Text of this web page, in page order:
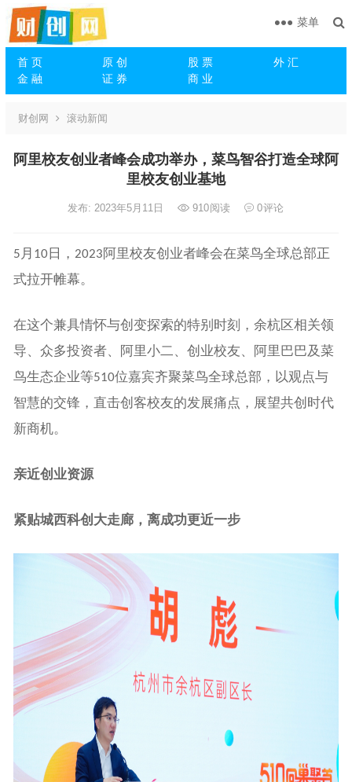
首 页 原 创 股 票
外 汇
金 融
证 券 商 业
菜单
财创网 滚动新闻
阿里校友创业者峰会成功举办，菜鸟智谷打造全球阿
里校友创业基地
发布: 2023年5月11日 910阅读 0评论
5 月 10日， 2023阿里校友创业者峰会在菜鸟全球总部正
式拉开帷幕。
在这个兼具情怀与创变探索的特别时刻，余杭区相关领
导、众多投资者、阿里小二、创业校友、阿里巴巴及菜
鸟生态企业等510位嘉宾齐聚菜鸟全球总部，以观点与
智慧的交锋，直击创客校友的发展痛点，展望共创时代
新商机。
亲近创业资源
紧贴城西科创大走廊，离成功更近一步